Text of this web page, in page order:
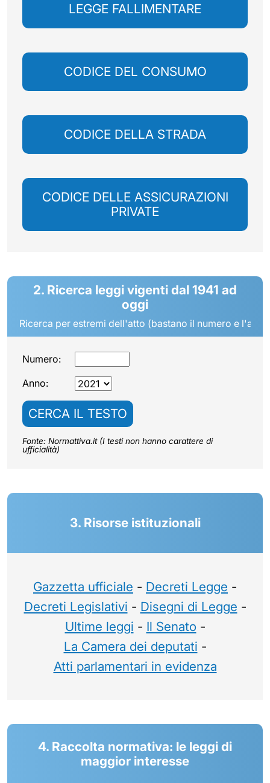
LEGGE FALLIMENTARE
CODICE DEL CONSUMO
CODICE DELLA STRADA
CODICE DELLE ASSICURAZIONI
PRIVATE
2. Ricerca leggi vigenti dal 1941 ad
oggi
Ricerca per estremi dell'atto (bastano il numero e
Numero:
Anno:
CERCA IL TESTO
Fonte: Normattiva.it (I testi non hanno carattere di
ufficialità)
3. Risorse istituzionali
Gazzetta ufficiale - Decreti Legge -
Decreti Legislativi - Disegni di Legge -
Ultime leggi - Il Senato-
La Camera dei deputati -
Atti parlamentari in evidenza
4. Raccolta normativa: le leggi di
maggior interesse